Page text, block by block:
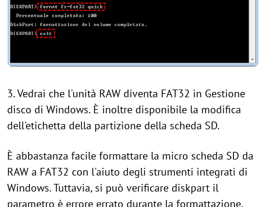
3. Vedrai che l'unità RAW diventa FAT32 in Gestione
disco di Windows. È inoltre disponibile la modifica
dell'etichetta della partizione della scheda SD.
È abbastanza facile formattare la micro scheda SD da
RAW a FAT32 con l'aiuto degli strumenti integrati di
Windows. Tuttavia, si può verificare diskpart il
parametro è errore errato durante la formattazione.